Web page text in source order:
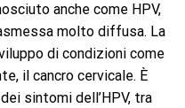
anche come HPV,
molto diffusa. La
di condizioni come
il cancro cervicale. È
sintomi dell’HPV, tra